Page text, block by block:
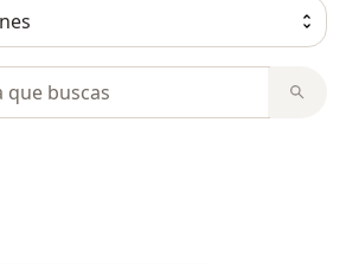
- Elsevier
LINFOCITARIO COMO
AL DIAGNÓSTICO DE
PRIMARIAS